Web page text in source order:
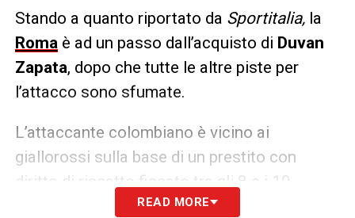
Stando a quanto riportato da Sportitalia, la
Roma è ad un passo dall’acquisto di Duvan
Zapata, dopo che tutte le altre piste per
l’attacco sono sfumate.
L’attaccante colombiano è vicino ai
giallorossi sulla base di un prestito con
diritto di riscatto fissato tra gli 8 e i 10
READ MORE